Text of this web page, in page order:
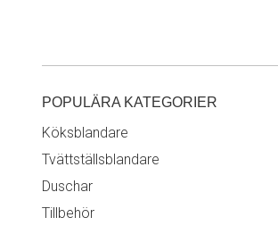
POPULÄRA KATEGORIER
Köksblandare
Tvättställsblandare
Duschar
Tillbehör